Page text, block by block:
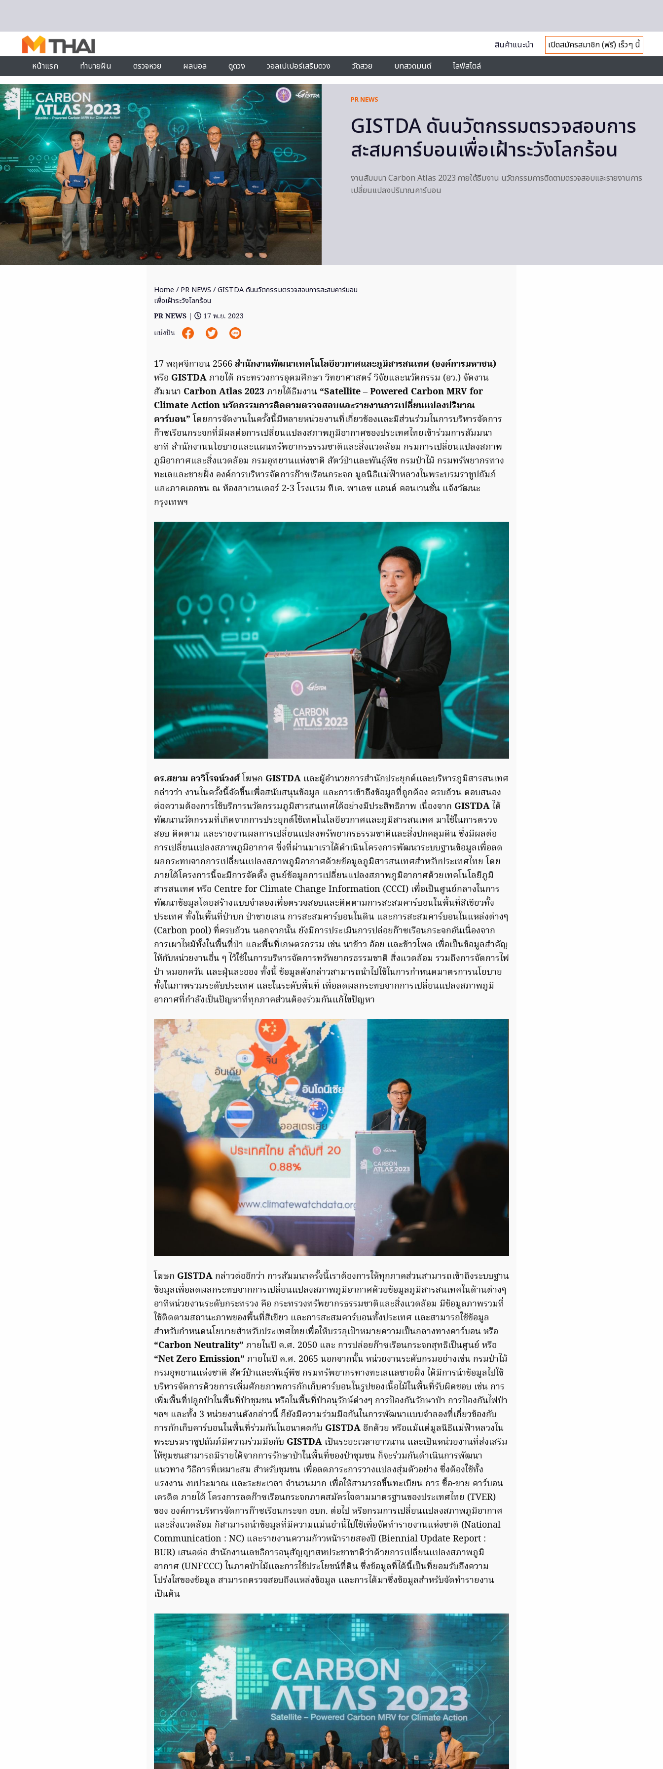
สินค้าแนะนำ
เปิดสมัครสมาชิก (ฟรี) เร็วๆ นี้
หน้าแรก
ทำนายฝัน ตรวจหวย ผลบอล ดูดวง วอลเปเปอร์เสริมดวง วัดสวย บทสวดมนต์ ไลฟ์สไตล์
PR NEWS
GISTDA ดันนวัตกรรมตรวจสอบการ
สะสมคาร์บอนเพื่อเฝ้าระวังโลกร้อน
งานสัมมนา Carbon Atlas 2023 ภายใต้ธีมงาน นวัตกรรมการติดตามตรวจสอบและรายงานการ
เปลี่ยนแปลงปริมาณคาร์บอน
Home / PR NEWS / GISTDA ดันนวัตกรรมตรวจสอบการสะสมคาร์บอน
เพื่อเฝ้าระวังโลกร้อน
PR NEWS |
17 พ.ย. 2023
แบ่งปัน
17 พฤศจิกายน 2566 สำนักงานพัฒนาเทคโนโลยีอวกาศและภูมิสารสนเทศ (องค์การมหาชน)
หรือ GISTDAภายใต้ กระทรวงการอุดมศึกษา วิทยาศาสตร์ วิจัยและนวัตกรรม (อว.) จัดงาน
สัมมนา Carbon Atlas 2023ภายใต้ธีมงาน “Satellite – Powered Carbon MRV for
Climate Action นวัตกรรมการติดตามตรวจสอบและรายงานการเปลี่ยนแปลงปริมาณ
คาร์บอน” โดยการจัดงานในครั้งนี้มีหลายหน่วยงานที่เกี่ยวข้องและมีส่วนร่วมในการบริหารจัดการ
ก๊าซเรือนกระจกที่มีผลต่อการเปลี่ยนแปลงสภาพภูมิอากาศของประเทศไทยเข้าร่วมการสัมมนา
อาทิ สำนักงานนโยบายและแผนทรัพยากรธรรมชาติและสิ่งแวดล้อม กรมการเปลี่ยนแปลงสภาพ
ภูมิอากาศและสิ่งแวดล้อม กรมอุทยานแห่งชาติ สัตว์ป่าและพันธุ์พืช กรมป่าไม้ กรมทรัพยากรทาง
ทะเลและชายฝั่ง องค์การบริหารจัดการก๊าซเรือนกระจก มูลนิธิแม่ฟ้าหลวงในพระบรมราชูปถัมภ์
และภาคเอกชน ณ ห้องลาเวนเดอร์ 2-3 โรงแรม ทีเค. พาเลซ แอนด์ คอนเวนชั่น แจ้งวัฒนะ
กรุงเทพฯ
ดร.สยาม ลววิโรจน์วงศ์ โฆษก GISTDA และผู้อำนวยการสำนักประยุกต์และบริหารภูมิสารสนเทศ
กล่าวว่า งานในครั้งนี้จัดขึ้นเพื่อสนับสนุนข้อมูล และการเข้าถึงข้อมูลที่ถูกต้อง ครบถ้วน ตอบสนอง
ต่อความต้องการใช้บริการนวัตกรรมภูมิสารสนเทศได้อย่างมีประสิทธิภาพ เนื่องจาก GISTDA ได้
พัฒนานวัตกรรมที่เกิดจากการประยุกต์ใช้เทคโนโลยีอวกาศและภูมิสารสนเทศ มาใช้ในการตรวจ
สอบ ติดตาม และรายงานผลการเปลี่ยนแปลงทรัพยากรธรรมชาติและสิ่งปกคลุมดิน ซึ่งมีผลต่อ
การเปลี่ยนแปลงสภาพภูมิอากาศ ซึ่งที่ผ่านมาเราได้ดำเนินโครงการพัฒนาระบบฐานข้อมูลเพื่อลด
ผลกระทบจากการเปลี่ยนแปลงสภาพภูมิอากาศด้วยข้อมูลภูมิสารสนเทศสำหรับประเทศไทย โดย
ภายใต้โครงการนี้จะมีการจัดตั้ง ศูนย์ข้อมูลการเปลี่ยนแปลงสภาพภูมิอากาศด้วยเทคโนโลยีภูมิ
สารสนเทศ หรือ Centre for Climate Change Information (CCCI) เพื่อเป็นศูนย์กลางในการ
พัฒนาข้อมูลโดยสร้างแบบจำลองเพื่อตรวจสอบและติดตามการสะสมคาร์บอนในพื้นที่สีเขียวทั้ง
ประเทศ ทั้งในพื้นที่ป่าบก ป่าชายเลน การสะสมคาร์บอนในดิน และการสะสมคาร์บอนในแหล่งต่างๆ
(Carbon pool) ที่ครบถ้วน นอกจากนั้น ยังมีการประเมินการปล่อยก๊าซเรือนกระจกอันเนื่องจาก
การเผาไหม้ทั้งในพื้นที่ป่า และพื้นที่เกษตรกรรม เช่น นาข้าว อ้อย และข้าวโพด เพื่อเป็นข้อมูลสำคัญ
ให้กับหน่วยงานอื่น ๆ ไว้ใช้ในการบริหารจัดการทรัพยากรธรรมชาติ สิ่งแวดล้อม รวมถึงการจัดการไฟ
ป่า หมอกควัน และฝุ่นละออง ทั้งนี้ ข้อมูลดังกล่าวสามารถนำไปใช้ในการกำหนดมาตรการนโยบาย
ทั้งในภาพรวมระดับประเทศ และในระดับพื้นที่ เพื่อลดผลกระทบจากการเปลี่ยนแปลงสภาพภูมิ
อากาศที่กำลังเป็นปัญหาที่ทุกภาคส่วนต้องร่วมกันแก้ไขปัญหา
โฆษก GISTDA กล่าวต่ออีกว่า การสัมมนาครั้งนี้เราต้องการให้ทุกภาคส่วนสามารถเข้าถึงระบบฐาน
ข้อมูลเพื่อลดผลกระทบจากการเปลี่ยนแปลงสภาพภูมิอากาศด้วยข้อมูลภูมิสารสนเทศในด้านต่างๆ
อาทิหน่วยงานระดับกระทรวง คือ กระทรวงทรัพยากรธรรมชาติและสิ่งแวดล้อม มีข้อมูลภาพรวมที่
ใช้ติดตามสถานะภาพของพื้นที่สีเขียว และการสะสมคาร์บอนทั้งประเทศ และสามารถใช้ข้อมูล
สำหรับกำหนดนโยบายสำหรับประเทศไทยเพื่อให้บรรลุเป้าหมายความเป็นกลางทางคาร์บอน หรือ
“Carbon Neutrality” ภายในปี ค.ศ. 2050 และ การปล่อยก๊าซเรือนกระจกสุทธิเป็นศูนย์ หรือ
“Net Zero Emission” ภายในปี ค.ศ. 2065 นอกจากนั้น หน่วยงานระดับกรมอย่างเช่น กรมป่าไม้
กรมอุทยานแห่งชาติ สัตว์ป่าและพันธุ์พืช กรมทรัพยากรทางทะเลแลชายฝั่ง ได้มีการนำข้อมูลไปใช้
บริหารจัดการด้วยการเพิ่มศักยภาพการกักเก็บคาร์บอนในรูปของเนื้อไม้ในพื้นที่รับผิดชอบ เช่น การ
เพิ่มพื้นที่ปลูกป่าในพื้นที่ป่าชุมชน หรือในพื้นที่ป่าอนุรักษ์ต่างๆ การป้องกันรักษาป่า การป้องกันไฟป่า
ฯลฯ และทั้ง 3 หน่วยงานดังกล่าวนี้ ก็ยังมีความร่วมมือกันในการพัฒนาแบบจำลองที่เกี่ยวข้องกับ
การกักเก็บคาร์บอนในพื้นที่ร่วมกันในอนาคตกับ GISTDA อีกด้วย หรือแม้แต่มูลนิธิแม่ฟ้าหลวงใน
พระบรมราชูปถัมภ์มีความร่วมมือกับ GISTDA เป็นระยะเวลายาวนาน และเป็นหน่วยงานที่ส่งเสริม
ให้ชุมชนสามารถมีรายได้จากการรักษาป่าในพื้นที่ของป่าชุมชน ก็จะร่วมกันดำเนินการพัฒนา
แนวทาง วิธีการที่เหมาะสม สำหรับชุมชน เพื่อลดภาระการวางแปลงสุ่มตัวอย่าง ซึ่งต้องใช้ทั้ง
แรงงาน งบประมาณ และระยะเวลา จำนวนมาก เพื่อให้สามารถขึ้นทะเบียน การ ซื้อ-ขาย คาร์บอน
เครดิต ภายใต้ โครงการลดก๊าซเรือนกระจกภาคสมัครใจตามมาตรฐานของประเทศไทย (TVER)
ของ องค์การบริหารจัดการก๊าซเรือนกระจก อบก. ต่อไป หรือกรมการเปลี่ยนแปลงสภาพภูมิอากาศ
และสิ่งแวดล้อม ก็สามารถนำข้อมูลที่มีความแม่นยำนี้ไปใช้เพื่อจัดทำรายงานแห่งชาติ (National
Communication : NC) และรายงานความก้าวหน้ารายสองปี (Biennial Update Report :
BUR) เสนอต่อ สำนักงานเลขธิการอนุสัญญาสหประชาชาติว่าด้วยการเปลี่ยนแปลงสภาพภูมิ
อากาศ (UNFCCC) ในภาคป่าไม้และการใช้ประโยชน์ที่ดิน ซึ่งข้อมูลที่ได้นี้เป็นที่ยอมรับถึงความ
โปร่งใสของข้อมูล สามารถตรวจสอบถึงแหล่งข้อมูล และการได้มาซึ่งข้อมูลสำหรับจัดทำรายงาน
เป็นต้น